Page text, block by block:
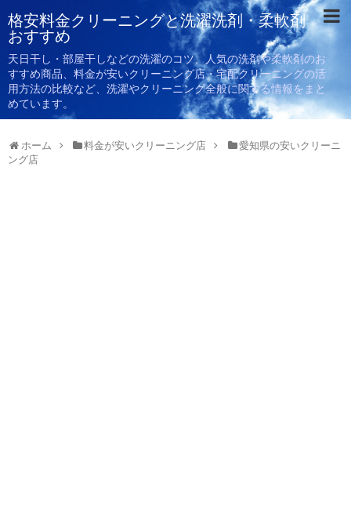
格安料金クリーニングと洗濯洗剤・柔軟剤
おすすめ
天日干し・部屋干しなどの洗濯のコツ、人気の洗剤や柔軟剤のお
すすめ商品、料金が安いクリーニング店・宅配クリーニングの活
用方法の比較など、洗濯やクリーニング全般に関する情報をまと
めています。
ホーム 料金が安いクリーニング店
愛知県の安いクリーニ
ング店